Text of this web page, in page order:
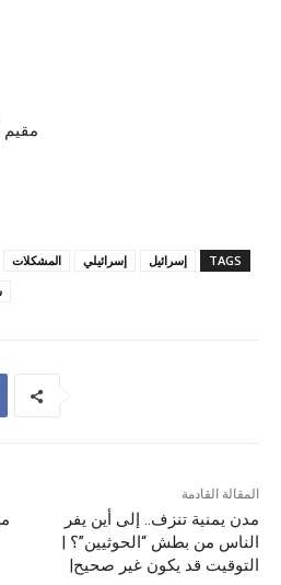
مقيم
TAGS إسرائيل إسرائيلي المشكلات
المقالة القادمة
مدن يمنية تنزف.. إلى أين يفر
الناس من بطش “الحوثيين”؟ |
التوقيت قد يكون غير صحيح|